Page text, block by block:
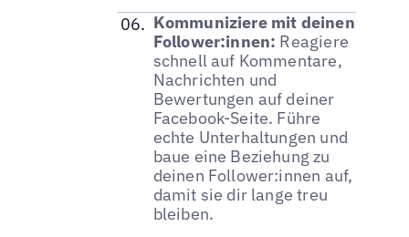
Kommuniziere mit deinen
Follower:innen: Reagiere
schnell auf Kommentare,
Nachrichten und
Bewertungen auf deiner
Facebook-Seite. Führe
echte Unterhaltungen und
baue eine Beziehung zu
deinen Follower:innen auf,
damit sie dir lange treu
bleiben.